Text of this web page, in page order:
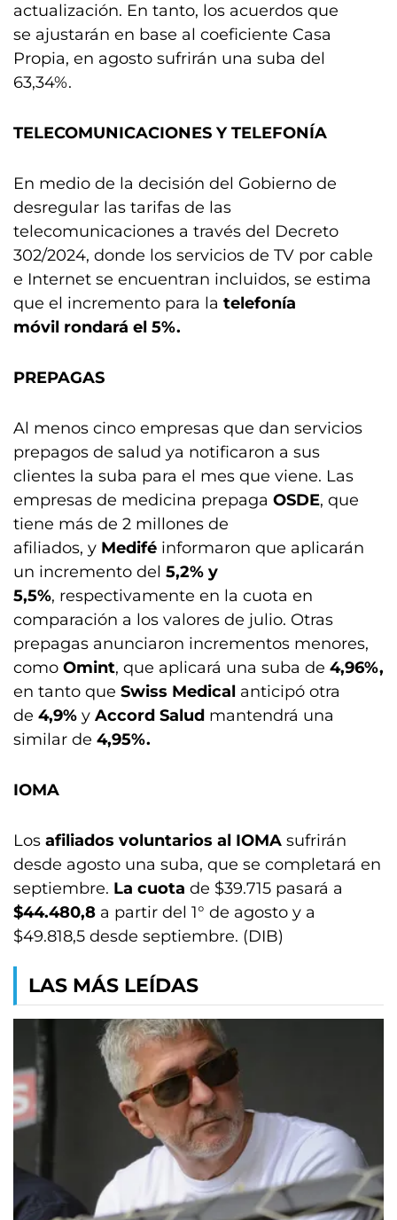
actualización. En tanto, los acuerdos que
se ajustarán en base al coeficiente Casa
Propia, en agosto sufrirán una suba del
63,34%.
TELECOMUNICACIONES Y TELEFONÍA
En medio de la decisión del Gobierno de
desregular las tarifas de las
telecomunicaciones a través del Decreto
302/2024, donde los servicios de TV por cable
e Internet se encuentran incluidos, se estima
que el incremento para la telefonía
móvil rondará el 5%.
PREPAGAS
Al menos cinco empresas que dan servicios
prepagos de salud ya notificaron a sus
clientes la suba para el mes que viene. Las
empresas de medicina prepaga OSDE, que
tiene más de 2 millones de
afiliados, y Medifé informaron que aplicarán
un incremento del 5,2% y
5,5%, respectivamente en la cuota en
comparación a los valores de julio. Otras
prepagas anunciaron incrementos menores,
como Omint, que aplicará una suba de 4,96%,
en tanto que Swiss Medical anticipó otra
de 4,9% y Accord Salud mantendrá una
similar de 4,95%.
IOMA
Los afiliados voluntarios al IOMA sufrirán
desde agosto una suba, que se completará en
septiembre. La cuota de $39.715 pasará a
$44.480,8 a partir del 1° de agosto y a
$49.818,5 desde septiembre. (DIB)
LAS MÁS LEÍDAS